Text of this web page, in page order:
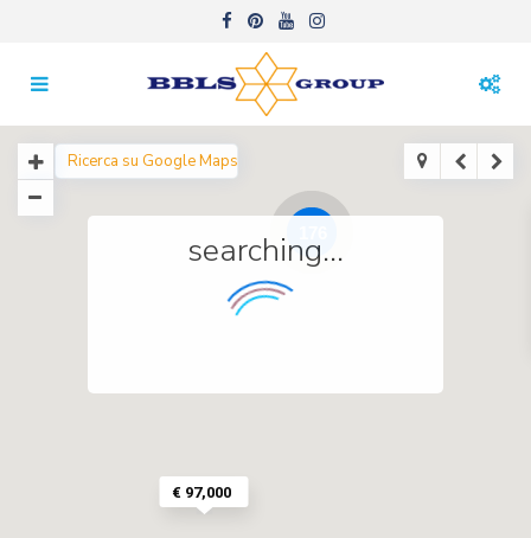
€ 97,000
searching...